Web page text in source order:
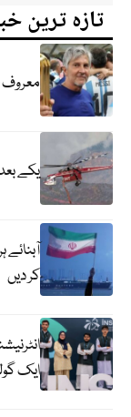
تازہ ترین
معروف
یکے بعد دیگرے 2 ہیلی
کر دیں
ایک